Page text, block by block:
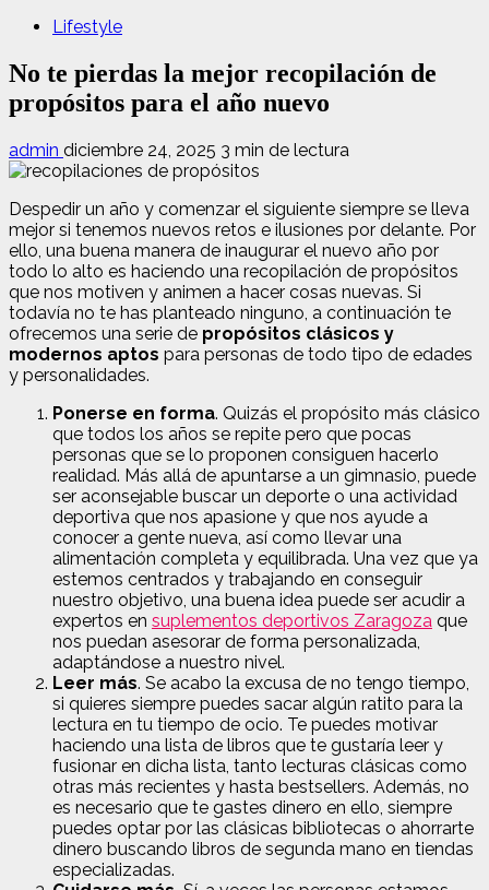
Lifestyle
No te pierdas la mejor recopilación de
propósitos para el año nuevo
admin diciembre 24, 2025 3 min de lectura
Despedir un año y comenzar el siguiente siempre se lleva
mejor si tenemos nuevos retos e ilusiones por delante. Por
ello, una buena manera de inaugurar el nuevo año por
todo lo alto es haciendo una recopilación de propósitos
que nos motiven y animen a hacer cosas nuevas. Si
todavía no te has planteado ninguno, a continuación te
ofrecemos una serie de propósitos clásicos y
modernos aptos para personas de todo tipo de edades
y personalidades.
Ponerse en forma. Quizás el propósito más clásico
que todos los años se repite pero que pocas
personas que se lo proponen consiguen hacerlo
realidad. Más allá de apuntarse a un gimnasio, puede
ser aconsejable buscar un deporte o una actividad
deportiva que nos apasione y que nos ayude a
conocer a gente nueva, así como llevar una
alimentación completa y equilibrada. Una vez que ya
estemos centrados y trabajando en conseguir
nuestro objetivo, una buena idea puede ser acudir a
expertos en suplementos deportivos Zaragoza que
nos puedan asesorar de forma personalizada,
adaptándose a nuestro nivel.
Leer más. Se acabo la excusa de no tengo tiempo,
si quieres siempre puedes sacar algún ratito para la
lectura en tu tiempo de ocio. Te puedes motivar
haciendo una lista de libros que te gustaría leer y
fusionar en dicha lista, tanto lecturas clásicas como
otras más recientes y hasta bestsellers. Además, no
es necesario que te gastes dinero en ello, siempre
puedes optar por las clásicas bibliotecas o ahorrarte
dinero buscando libros de segunda mano en tiendas
especializadas.